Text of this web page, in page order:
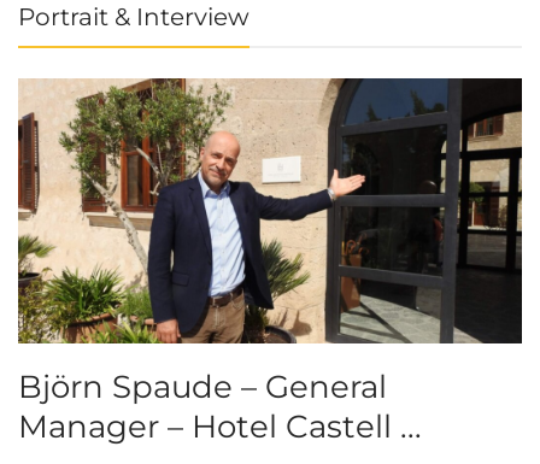
Portrait & Interview
Björn Spaude – General
Manager – Hotel Castell ...